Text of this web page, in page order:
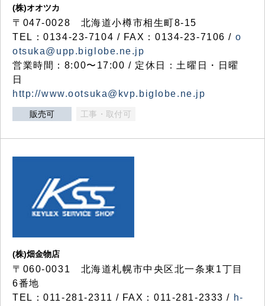
(株)オオツカ
〒047-0028 北海道小樽市相生町8-15
TEL：0134-23-7104 / FAX：0134-23-7106 / o
otsuka@upp.biglobe.ne.jp
営業時間：8:00〜17:00 / 定休日：土曜日・日曜
日
http://www.ootsuka@kvp.biglobe.ne.jp
販売可 工事・取付可
(株)畑金物店
〒060-0031 北海道札幌市中央区北一条東1丁目
6番地
TEL：011-281-2311 / FAX：011-281-2333 / h-